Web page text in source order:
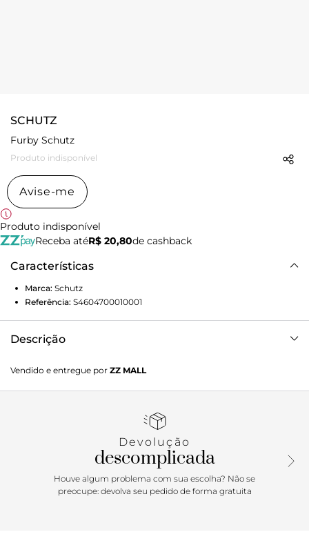
SCHUTZ
Furby Schutz
Produto indisponível
Avise-me
Produto indisponível
Receba atéR$ 20,80de cashback
Características
Marca: Schutz
Referência: S4604700010001
Descrição
acessórios sortidos, tornando sua experiência uma surpresa
única. Seu visual caracterísico fofo e peludo é
que ele seja um acessório de moda tão incrível quanto um
modelos, com suas cores e acessórios, são enviados de
forma aleatória, adicionando um elemento de diversão aos
colecionáveis!
Vendido e entregue por ZZ MALL
Devolução
descomplicada
Houve algum problema com sua escolha? Não se
preocupe: devolva seu pedido de forma gratuita